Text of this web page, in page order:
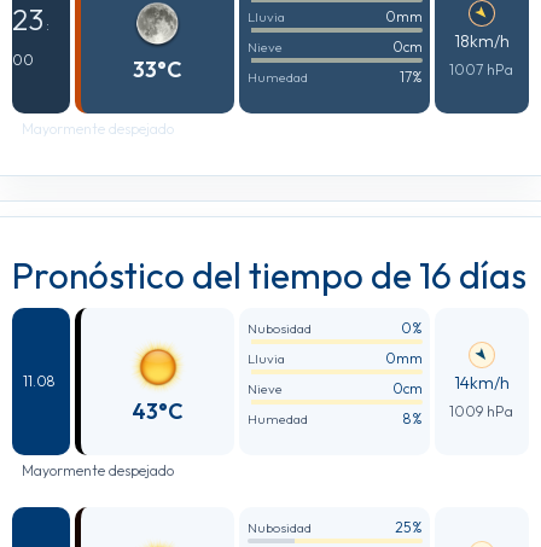
23 :
00
33°C
Lluvia 0mm
Nieve 0cm
Humedad 17%
18km/h
1007 hPa
Mayormente despejado
Pronóstico del tiempo de 16 días
11.08
43°C
Nubosidad 0%
Lluvia 0mm
Nieve 0cm
Humedad 8%
14km/h
1009 hPa
Mayormente despejado
Nubosidad 25%